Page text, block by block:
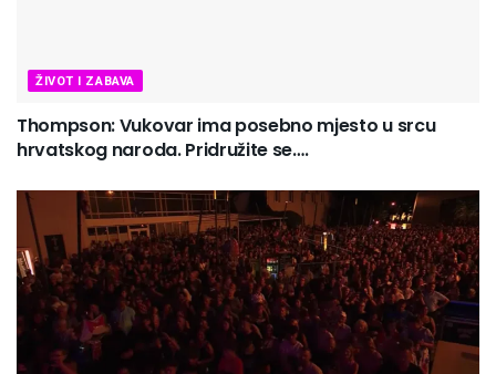
ŽIVOT I ZABAVA
Thompson: Vukovar ima posebno mjesto u srcu
hrvatskog naroda. Pridružite se….